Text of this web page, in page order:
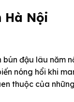
Hà Nội
đậu lâu năm
nóng hổi khi
thuộc của